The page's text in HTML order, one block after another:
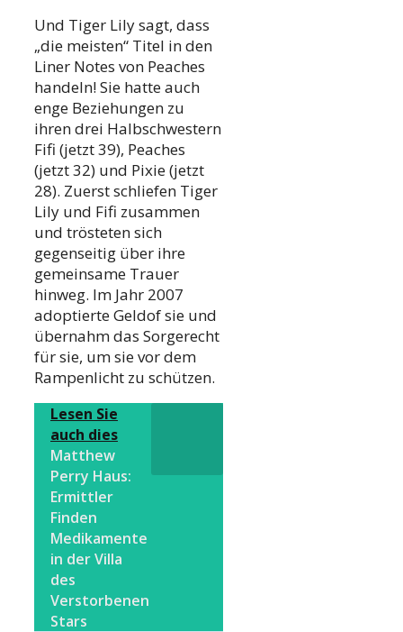
Und Tiger Lily sagt, dass
„die meisten“ Titel in den
Liner Notes von Peaches
handeln! Sie hatte auch
enge Beziehungen zu
ihren drei Halbschwestern
Fifi (jetzt 39), Peaches
(jetzt 32) und Pixie (jetzt
28). Zuerst schliefen Tiger
Lily und Fifi zusammen
und trösteten sich
gegenseitig über ihre
gemeinsame Trauer
hinweg. Im Jahr 2007
adoptierte Geldof sie und
übernahm das Sorgerecht
für sie, um sie vor dem
Rampenlicht zu schützen.
Lesen Sie
auch dies
Matthew
Perry Haus:
Ermittler
Finden
Medikamente
in der Villa
des
Verstorbenen
Stars